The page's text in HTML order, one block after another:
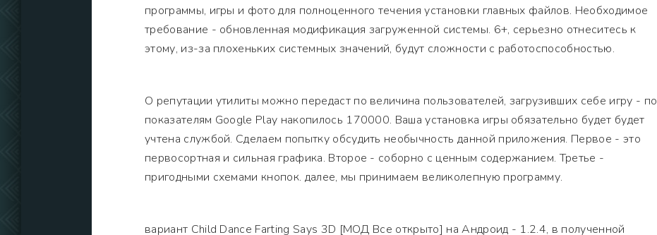
программы, игры и фото для полноценного течения установки главных файлов. Необходимое
требование - обновленная модификация загруженной системы. 6+, серьезно отнеситесь к
этому, из-за плохеньких системных значений, будут сложности с работоспособностью.
О репутации утилиты можно передаст по величина пользователей, загрузивших себе игру - по
показателям Google Play накопилось 170000. Ваша установка игры обязательно будет будет
учтена службой. Сделаем попытку обсудить необычность данной приложения. Первое - это
первосортная и сильная графика. Второе - соборно с ценным содержанием. Третье -
пригодными схемами кнопок. далее, мы принимаем великолепную программу.
вариант Child Dance Farting Says 3D [МОД Все открыто] на Андроид - 1.2.4, в полученной